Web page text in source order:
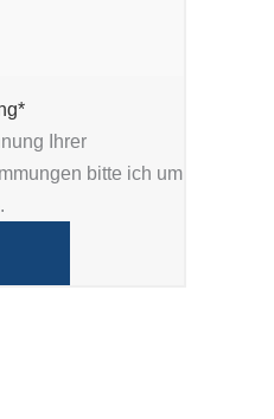
Ihrer
bitte ich um